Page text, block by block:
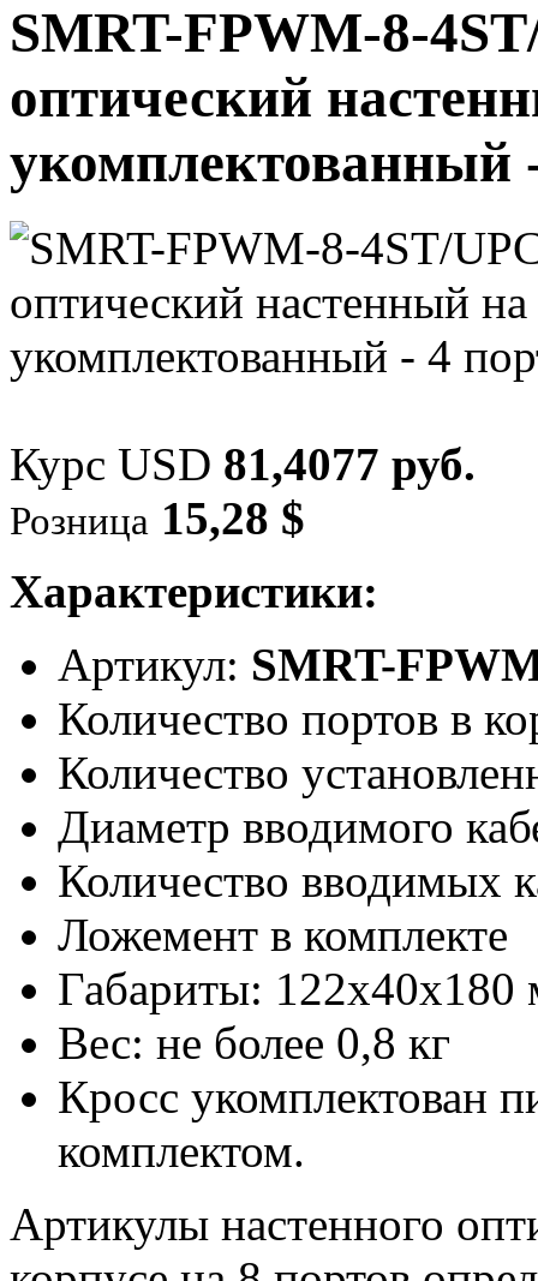
SMRT-FPWM-8-
оптический
укомплектованный
Курс USD 81,4077 руб.
Розница 15,28 $
Характеристики:
Артикул: SMRT-
Количество портов в
Количество
Диаметр вводимого
Количество вводимых
Ложемент в комплекте
Габариты: 122х40х180
Вес: не более 0,8 кг
Кросс укомплектован
комплектом.
Артикулы настенного